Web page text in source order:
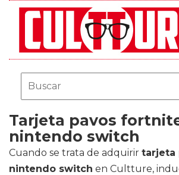
Tarjeta pavos
nintendo switch
Cuando se trata de adquirir tarjeta
nintendo switch en Cultture,